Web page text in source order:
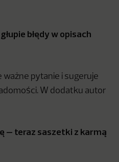
błędy w opisach
ważne pytanie i sugeruje
W dodatku autor
– teraz saszetki z karmą